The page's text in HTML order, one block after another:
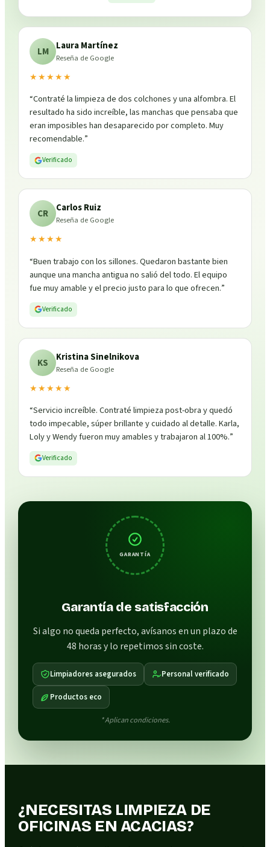
LM Laura Martínez
Reseña de Google
★★★★★
“Contraté la limpieza de dos colchones y una alfombra. El
resultado ha sido increíble, las manchas que pensaba que
eran imposibles han desaparecido por completo. Muy
recomendable.”
Verificado
CR Carlos Ruiz
Reseña de Google
★★★★
“Buen trabajo con los sillones. Quedaron bastante bien
aunque una mancha antigua no salió del todo. El equipo
fue muy amable y el precio justo para lo que ofrecen.”
Verificado
KS Kristina Sinelnikova
Reseña de Google
★★★★★
“Servicio increíble. Contraté limpieza post-obra y quedó
todo impecable, súper brillante y cuidado al detalle. Karla,
Loly y Wendy fueron muy amables y trabajaron al 100%.”
Verificado
GARANTÍA
Garantía de satisfacción
Si algo no queda perfecto, avísanos en un plazo de
48 horas y lo repetimos sin coste.
Limpiadores asegurados Personal verificado
Productos eco
* Aplican condiciones.
¿NECESITAS LIMPIEZA DE
OFICINAS EN ACACIAS?